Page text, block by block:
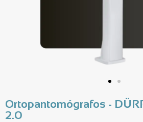
Ortopantomógrafos -
2.0